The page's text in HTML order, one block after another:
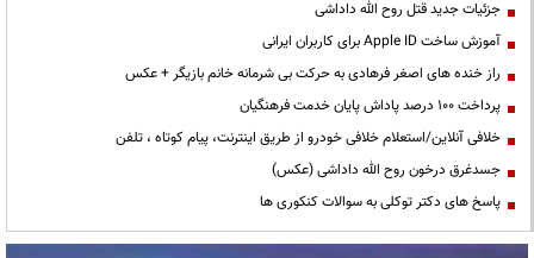
جزئیات جدید قتل روح الله داداشی
آموزش ساخت Apple ID برای کاربران ایرانی
راز خنده های اصغر فرهادی به حرکت بی شرمانه خانم بازیگر + عکس
پرداخت ۱۰۰ درصد پاداش پایان خدمت فرهنگیان
خلافی آنلاین/استعلام خلافی خودرو از طریق اینترنت، پیام کوتاه ، تلفن
جسدغرق درخون روح الله داداشی (عکس)
پاسخ های دکتر توکلی به سوالات کنکوری ها